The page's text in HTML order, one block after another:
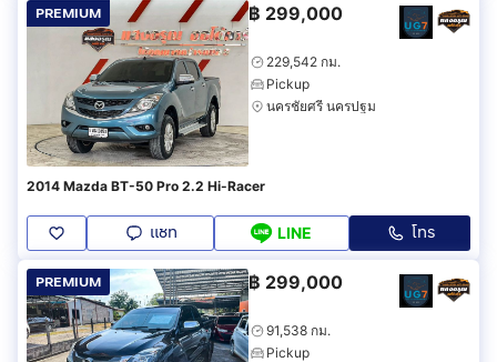
PREMIUM ฿ 299,000
229,542 กม.
Pickup
นครชัยศรี นครปฐม
2014 Mazda BT-50 Pro 2.2 Hi-Racer
แชท LINE โทร
PREMIUM ฿ 299,000
91,538 กม.
Pickup